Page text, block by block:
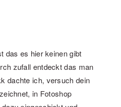
das es hier keinen gibt
zufall entdeckt das man
dachte ich, versuch dein
in Fotoshop